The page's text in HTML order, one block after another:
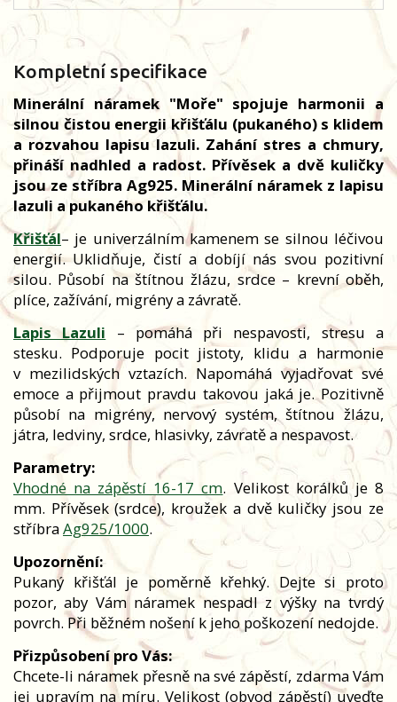
Kompletní specifikace
Minerální náramek "Moře" spojuje harmonii a
silnou čistou energii křišťálu (pukaného) s klidem
a rozvahou lapisu lazuli. Zahání stres a chmury,
přináší nadhled a radost. Přívěsek a dvě kuličky
jsou ze stříbra Ag925. Minerální náramek z lapisu
lazuli a pukaného křišťálu.
Křišťál– je univerzálním kamenem se silnou léčivou
energií. Uklidňuje, čistí a dobíjí nás svou pozitivní
silou. Působí na štítnou žlázu, srdce – krevní oběh,
plíce, zažívání, migrény a závratě.
Lapis Lazuli – pomáhá při nespavosti, stresu a
stesku. Podporuje pocit jistoty, klidu a harmonie
v mezilidských vztazích. Napomáhá vyjadřovat své
emoce a přijmout pravdu takovou jaká je. Pozitivně
působí na migrény, nervový systém, štítnou žlázu,
játra, ledviny, srdce, hlasivky, závratě a nespavost.
Parametry:
Vhodné na zápěstí 16-17 cm. Velikost korálků je 8
mm. Přívěsek (srdce), kroužek a dvě kuličky jsou ze
stříbraAg925/1000.
Upozornění:
Pukaný křišťál je poměrně křehký. Dejte si proto
pozor, aby Vám náramek nespadl z výšky na tvrdý
povrch. Při běžném nošení k jeho poškození nedojde.
Přizpůsobení pro Vás:
Chcete-li náramek přesně na své zápěstí, zdarma Vám
jej upravím na míru. Velikost (obvod zápěstí) uveďte